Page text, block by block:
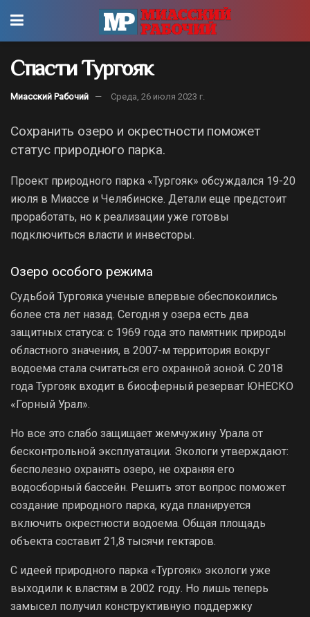
Спасти Тургояк
Миасский Рабочий Среда, 26 июля 2023 г.
Сохранить озеро и окрестности поможет
статус природного парка.
Проект природного парка «Тургояк» обсуждался 19-20
июля в Миассе и Челябинске. Детали еще предстоит
проработать, но к реализации уже готовы
подключиться власти и инвесторы.
Озеро особого режима
Судьбой Тургояка ученые впервые обеспокоились
более ста лет назад. Сегодня у озера есть два
защитных статуса: с 1969 года это памятник природы
областного значения, в 2007-м территория вокруг
водоема стала считаться его охранной зоной. С 2018
года Тургояк входит в биосферный резерват ЮНЕСКО
«Горный Урал».
Но все это слабо защищает жемчужину Урала от
бесконтрольной эксплуатации. Экологи утверждают:
бесполезно охранять озеро, не охраняя его
водосборный бассейн. Решить этот вопрос поможет
создание природного парка, куда планируется
включить окрестности водоема. Общая площадь
объекта составит 21,8 тысячи гектаров.
С идеей природного парка «Тургояк» экологи уже
выходили к властям в 2002 году. Но лишь теперь
замысел получил конструктивную поддержку